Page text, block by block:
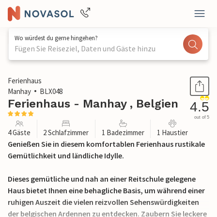
Wo würdest du gerne hingehen?
Fügen Sie Reiseziel, Daten und Gäste hinzu
1 / 23
Ferienhaus
Manhay
BLX048
Ferienhaus - Manhay , Belgien 4.5
out of 5
4 Gäste 2 Schlafzimmer 1 Badezimmer 1 Haustier
Genießen Sie in diesem komfortablen Ferienhaus rustikale
Gemütlichkeit und ländliche Idylle.
Dieses gemütliche und nah an einer Reitschule gelegene
Haus bietet Ihnen eine behagliche Basis, um während einer
ruhigen Auszeit die vielen reizvollen Sehenswürdigkeiten
der belgischen Ardennen zu entdecken. Zaubern Sie leckere